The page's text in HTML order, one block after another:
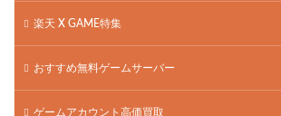
楽天 X GAME特集
おすすめ無料ゲームサーバー
ゲームアカウント高価買取